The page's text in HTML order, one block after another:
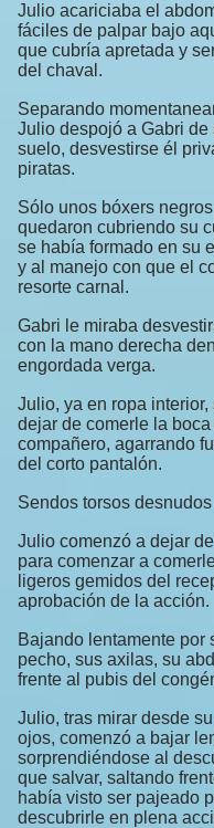
Julio acariciaba el
fáciles de palpar bajo
que cubría apretada y
del chaval.
Separando
Julio despojó a Gabri de
suelo, desvestirse él
piratas.
Sólo unos bóxers
quedaron cubriendo su
se había formado en su
y al manejo con que el
resorte carnal.
Gabri le miraba
con la mano derecha
engordada verga.
Julio, ya en ropa
dejar de comerle la
compañero, agarrando
del corto pantalón.
Sendos torsos
Julio comenzó a dejar
para comenzar a
ligeros gemidos del
aprobación de la acción.
Bajando lentamente por
pecho, sus axilas, su
frente al pubis del
Julio, tras mirar desde
ojos, comenzó a bajar
sorprendiéndose al
que salvar, saltando
había visto ser pajeado
descubrirle en plena